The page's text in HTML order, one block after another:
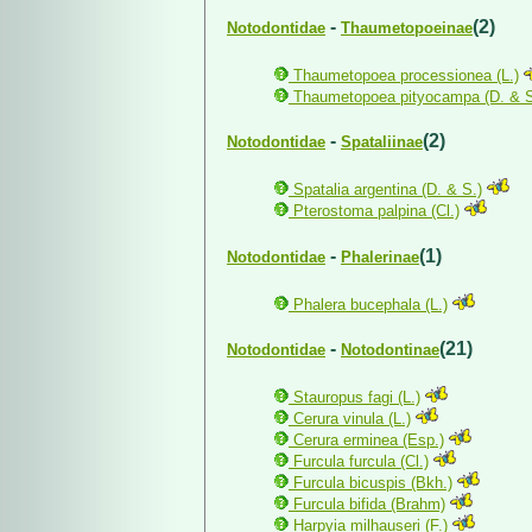
Notodontidae - Thaumetopoeinae(2)
Thaumetopoea processionea (L.)
Thaumetopoea pityocampa (D. &
Notodontidae - Spataliinae(2)
Spatalia argentina (D. & S.)
Pterostoma palpina (Cl.)
Notodontidae - Phalerinae(1)
Phalera bucephala (L.)
Notodontidae - Notodontinae(21)
Stauropus fagi (L.)
Cerura vinula (L.)
Cerura erminea (Esp.)
Furcula furcula (Cl.)
Furcula bicuspis (Bkh.)
Furcula bifida (Brahm)
Harpyia milhauseri (F.)